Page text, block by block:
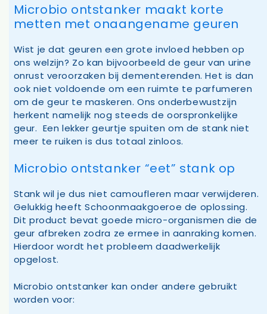
Microbio ontstanker maakt korte
metten met onaangename geuren
Wist je dat geuren een grote invloed hebben op
ons welzijn? Zo kan bijvoorbeeld de geur van urine
onrust veroorzaken bij dementerenden. Het is dan
ook niet voldoende om een ruimte te parfumeren
om de geur te maskeren. Ons onderbewustzijn
herkent namelijk nog steeds de oorspronkelijke
geur. Een lekker geurtje spuiten om de stank niet
meer te ruiken is dus totaal zinloos.
Microbio ontstanker “eet” stank op
Stank wil je dus niet camoufleren maar verwijderen.
Gelukkig heeft Schoonmaakgoeroe de oplossing.
Dit product bevat goede micro-organismen die de
geur afbreken zodra ze ermee in aanraking komen.
Hierdoor wordt het probleem daadwerkelijk
opgelost.
Microbio ontstanker kan onder andere gebruikt
worden voor: